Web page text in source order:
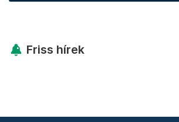
Friss hírek